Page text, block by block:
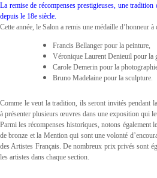
La remise de récompenses prestigieuses, une tradition
depuis le 18e siècle.
Cette année, le Salon a remis une médaille d’honneur à
Francis Bellanger pour la peinture,
Véronique Laurent Denieuil pour la
Carole Demerin pour la
Bruno Madelaine pour la sculpture.
Comme le veut la tradition, ils seront invités pendant
à présenter plusieurs œuvres dans une exposition qui
Parmi les récompenses historiques, notons également
de bronze et la Mention qui sont une volonté
des Artistes Français. De nombreux prix privés sont
les artistes dans chaque section.